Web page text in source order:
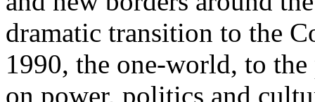
dramatic transition to the
1990, the one-world, to the
on power, politics and